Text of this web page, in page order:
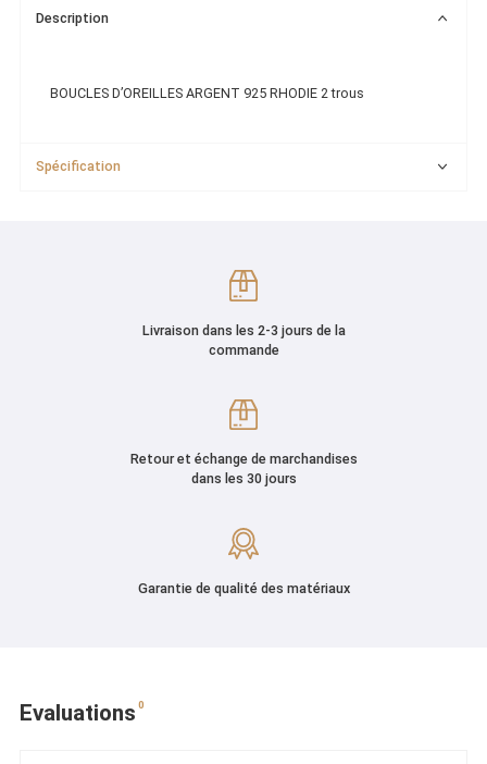
Description
BOUCLES D’OREILLES ARGENT 925 RHODIE 2 trous
Spécification
Livraison dans les 2-3 jours de la
commande
Retour et échange de marchandises
dans les 30 jours
Garantie de qualité des matériaux
Evaluations 0